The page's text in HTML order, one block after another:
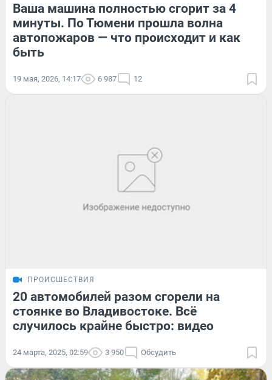
Ваша машина полностью сгорит за 4
минуты. По Тюмени прошла волна
автопожаров — что происходит и как
быть
19 мая, 2026, 14:17 6 987 12
ПРОИСШЕСТВИЯ
20 автомобилей разом сгорели на
стоянке во Владивостоке. Всё
случилось крайне быстро: видео
24 марта, 2025, 02:59 3 950 Обсудить